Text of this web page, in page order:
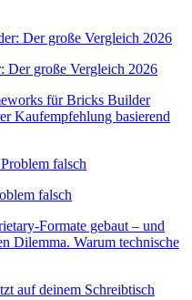
Der große Vergleich 2026
für Bricks Builder
Kaufempfehlung basierend
falsch
Formate gebaut – und
Dilemma. Warum technische